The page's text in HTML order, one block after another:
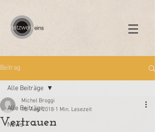
Beitrag
Alle Beiträge
News
Alle Beiträge
Vertrauen
Michel Broggi
15. Aug. 2018 1 Min. Lesezeit